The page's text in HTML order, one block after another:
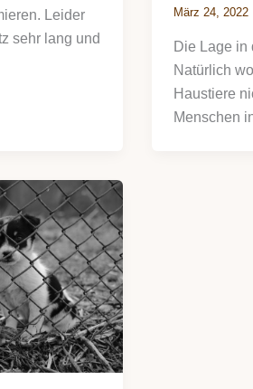
Leider
sehr lang und
März 24, 2022
Die Lage in
Natürlich
Haustiere
Menschen